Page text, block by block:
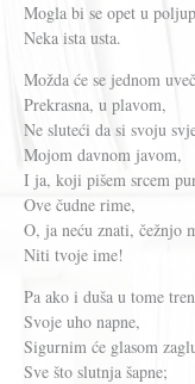
Mogla bi se opet u
Neka ista usta.
Možda će se jednom
Prekrasna, u plavom,
Ne sluteći da si svoju
Mojom davnom javom,
I ja, koji pišem srcem
Ove čudne rime,
O, ja neću znati, čežnjo
Niti tvoje ime!
Pa ako i duša u tome
Svoje uho napne,
Sigurnim će glasom
Sve što slutnja šapne;